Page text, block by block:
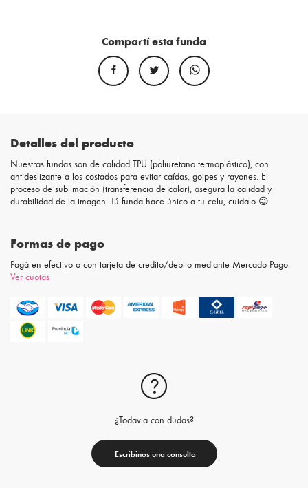
Compartí esta funda
Detalles del producto
Nuestras fundas son de calidad TPU (poliuretano termoplástico), con
antideslizante a los costados para evitar caídas, golpes y rayones. El
proceso de sublimación (transferencia de calor), asegura la calidad y
durabilidad de la imagen. Tú funda hace único a tu celu, cuidalo 😉
Formas de pago
Pagá en efectivo o con tarjeta de credito/debito mediante Mercado Pago.
Ver cuotas
¿Todavia con dudas?
Escribinos una consulta